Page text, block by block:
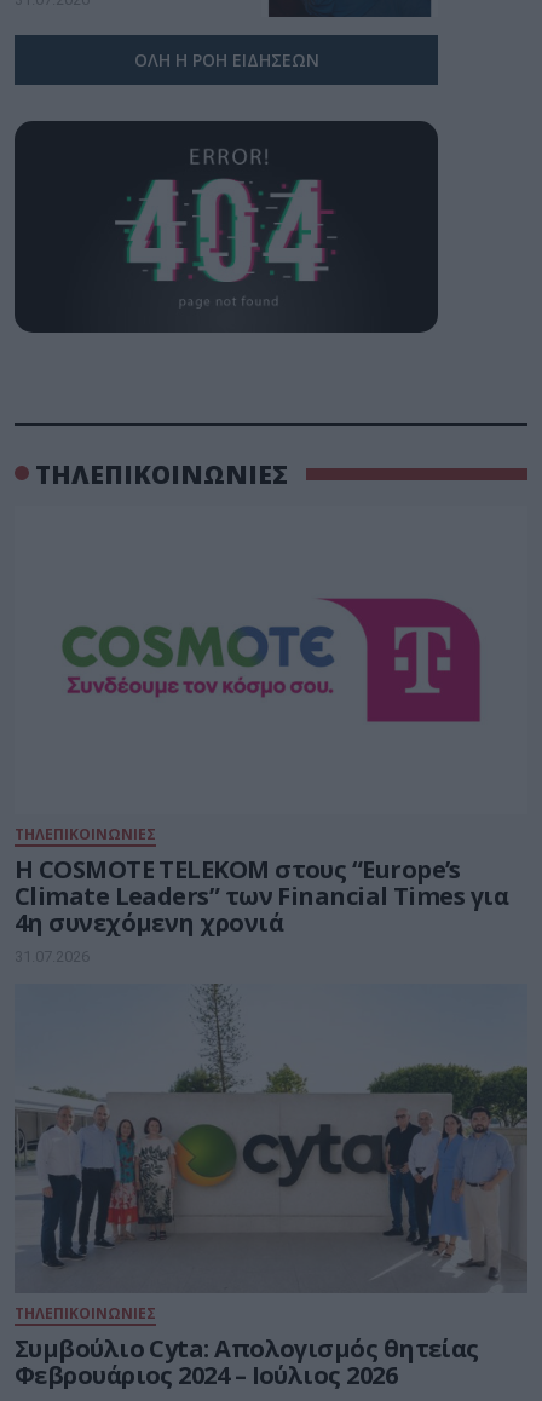
ΟΛΗ Η ΡΟΗ ΕΙΔΗΣΕΩΝ
ΤΗΛΕΠΙΚΟΙΝΩΝΙΕΣ
ΤΗΛΕΠΙΚΟΙΝΩΝΙΕΣ
Η COSMOTE TELEKOM στους “Europe’s
Climate Leaders” των Financial Times για
4η συνεχόμενη χρονιά
31.07.2026
ΤΗΛΕΠΙΚΟΙΝΩΝΙΕΣ
Συμβούλιο Cyta: Απολογισμός θητείας
Φεβρουάριος 2024 – Ιούλιος 2026